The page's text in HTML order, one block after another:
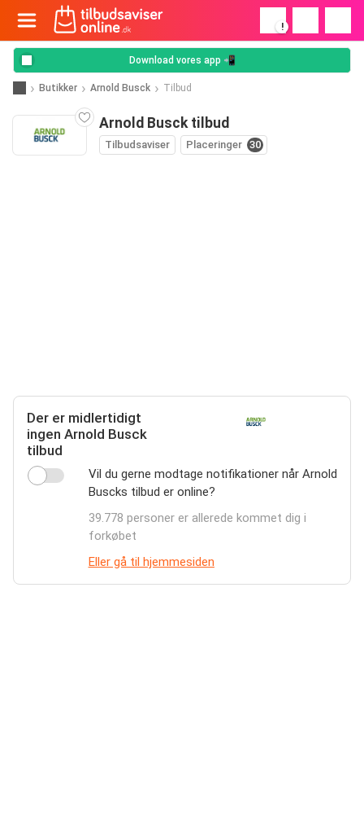
!
Download vores app 📲
Butikker Arnold Busck Tilbud
Arnold Busck tilbud
Tilbudsaviser Placeringer 30
Der er midlertidigt
ingen Arnold Busck
tilbud
Vil du gerne modtage notifikationer når Arnold
Buscks tilbud er online?
39.778 personer er allerede kommet dig i
forkøbet
Eller gå til hjemmesiden